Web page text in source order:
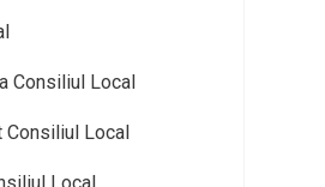
Consiliul Local
Consiliul Local